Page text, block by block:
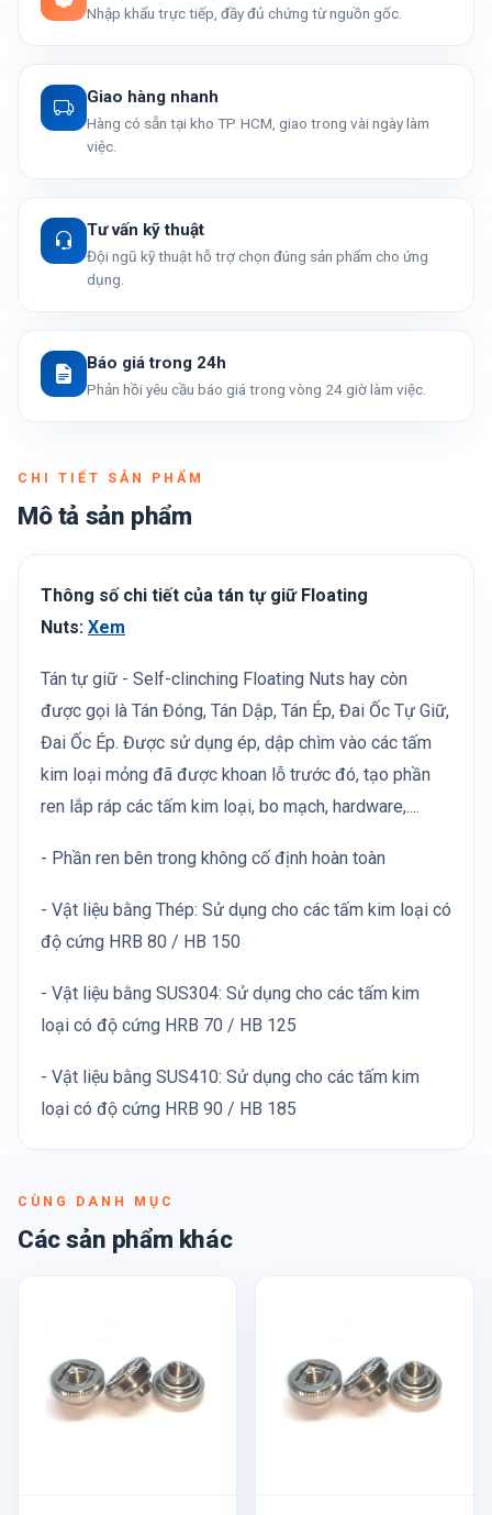
Nhập khẩu trực tiếp, đầy đủ chứng từ nguồn gốc.
Giao hàng nhanh
Hàng có sẵn tại kho TP. HCM, giao trong vài ngày làm
việc.
Tư vấn kỹ thuật
Đội ngũ kỹ thuật hỗ trợ chọn đúng sản phẩm cho ứng
dụng.
Báo giá trong 24h
Phản hồi yêu cầu báo giá trong vòng 24 giờ làm việc.
CHI TIẾT SẢN PHẨM
Mô tả sản phẩm
Thông số chi tiết của tán tự giữ Floating
Nuts: Xem
Tán tự giữ - Self-clinching Floating Nuts hay còn
được gọi là Tán Đóng, Tán Dập, Tán Ép, Đai Ốc Tự Giữ,
Đai Ốc Ép. Được sử dụng ép, dập chìm vào các tấm
kim loại mỏng đã được khoan lỗ trước đó, tạo phần
ren lắp ráp các tấm kim loại, bo mạch, hardware,....
- Phần ren bên trong không cố định hoàn toàn
- Vật liệu bằng Thép: Sử dụng cho các tấm kim loại có
độ cứng HRB 80 / HB 150
- Vật liệu bằng SUS304: Sử dụng cho các tấm kim
loại có độ cứng HRB 70 / HB 125
- Vật liệu bằng SUS410: Sử dụng cho các tấm kim
loại có độ cứng HRB 90 / HB 185
CÙNG DANH MỤC
Các sản phẩm khác